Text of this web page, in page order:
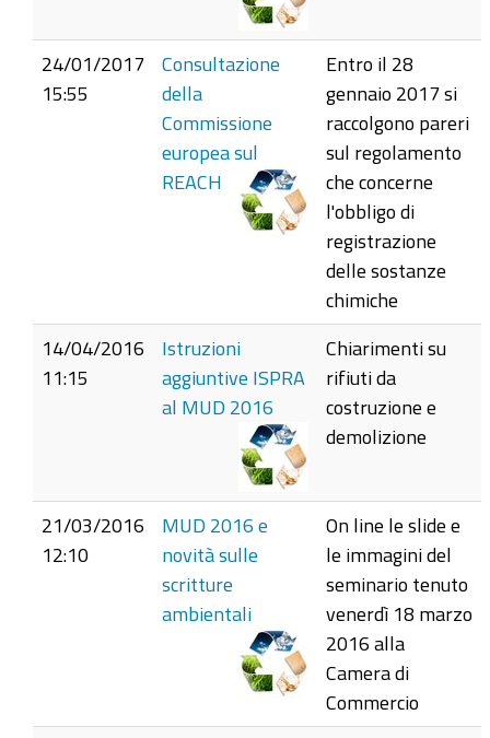
24/01/2017
15:55
Consultazione
della
Commissione
europea sul
REACH
Entro il 28
gennaio 2017 si
raccolgono pareri
sul regolamento
che concerne
l'obbligo di
registrazione
delle sostanze
chimiche
14/04/2016
11:15
Istruzioni
aggiuntive ISPRA
al MUD 2016
Chiarimenti su
rifiuti da
costruzione e
demolizione
21/03/2016
12:10
MUD 2016 e
novità sulle
scritture
ambientali
On line le slide e
le immagini del
seminario tenuto
venerdì 18 marzo
2016 alla
Camera di
Commercio